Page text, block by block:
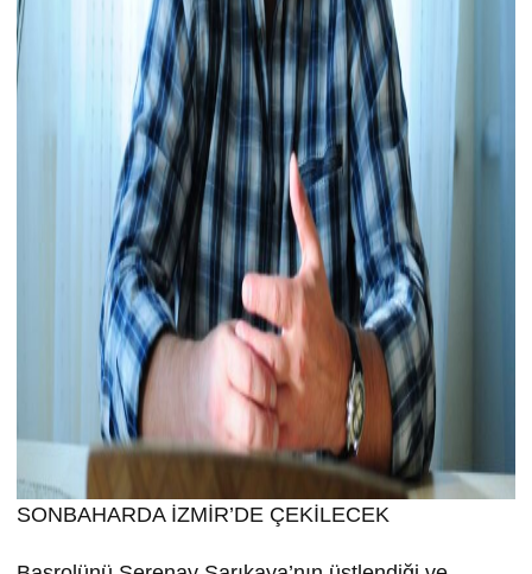
SONBAHARDA İZMİR’DE ÇEKİLECEK